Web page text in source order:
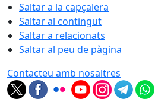
Saltar a la capçalera
Saltar al contingut
Saltar a relacionats
Saltar al peu de pàgina
Contacteu amb nosaltres